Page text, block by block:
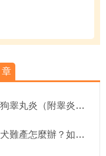
章
狗狗睾丸炎（附睾炎）的臨床症狀
母犬難產怎麼辦？如何處理難產的狗狗？